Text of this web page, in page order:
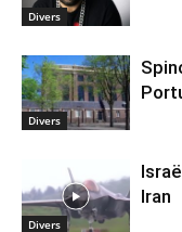
Divers
Divers
Divers
Iran